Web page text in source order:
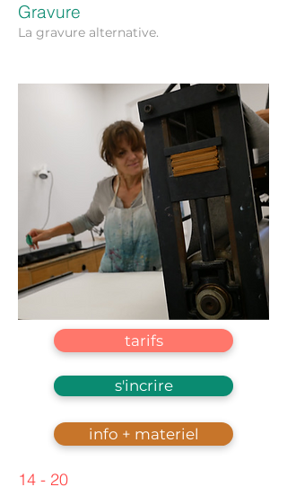
Gravure
La gravure alternative.
tarifs
s'incrire
info + materiel
14 - 20